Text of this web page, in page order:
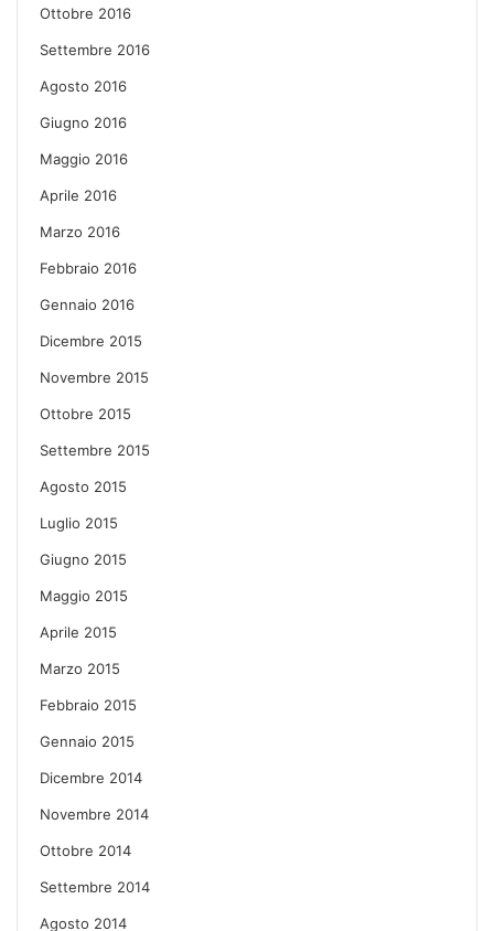
Ottobre 2016
Settembre 2016
Agosto 2016
Giugno 2016
Maggio 2016
Aprile 2016
Marzo 2016
Febbraio 2016
Gennaio 2016
Dicembre 2015
Novembre 2015
Ottobre 2015
Settembre 2015
Agosto 2015
Luglio 2015
Giugno 2015
Maggio 2015
Aprile 2015
Marzo 2015
Febbraio 2015
Gennaio 2015
Dicembre 2014
Novembre 2014
Ottobre 2014
Settembre 2014
Agosto 2014